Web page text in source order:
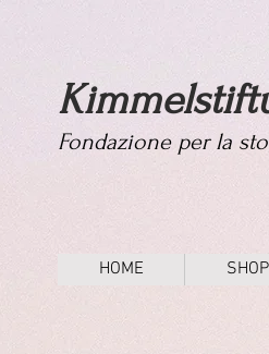
Fondazione per la
HOME SHOP